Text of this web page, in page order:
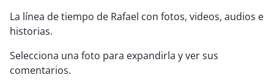
La línea de tiempo de Rafael con fotos, videos, audios e
historias.
Selecciona una foto para expandirla y ver sus
comentarios.